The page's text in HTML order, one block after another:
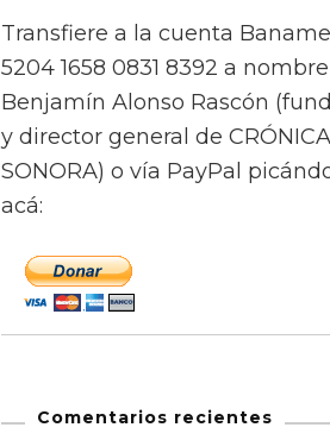
Transfiere a la cuenta
5204 1658 0831 8392 a
Benjamín Alonso Rascón
y director general de CRÓNICA
SONORA) o vía PayPal
acá:
Comentarios recientes